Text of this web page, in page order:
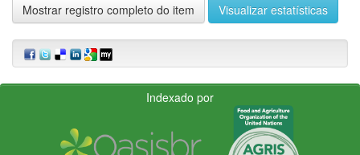
Mostrar registro completo do item Visualizar estatísticas
Indexado por